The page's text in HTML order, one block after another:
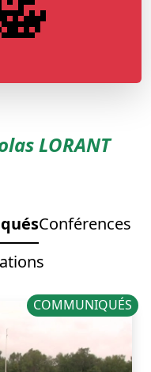
LORANT
Conférences
COMMUNIQUÉS